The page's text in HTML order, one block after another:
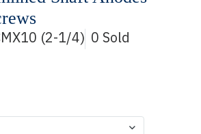
(2-1/4) 0 Sold